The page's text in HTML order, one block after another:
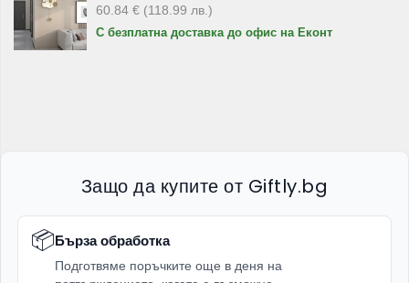
завършен вид към подредбата на масата.
удобни при приготвяне на салати, сосове, маринати,
Тези продукти помагат за по-чисто, прецизно и красиво
сервиране на олио, оцет, зехтин и други течни
60.84 € (118.99 лв. )
С безплатна доставка до офис на Еконт
Защо да купите от Giftly.bg
📦Бърза обработка
Подготвяме поръчките още в деня на